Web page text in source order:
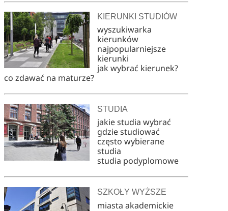
KIERUNKI STUDIÓW
wyszukiwarka
kierunków
najpopularniejsze
kierunki
jak wybrać kierunek?
co zdawać na maturze?
STUDIA
jakie studia wybrać
gdzie studiować
często wybierane
studia
studia podyplomowe
SZKOŁY WYŻSZE
miasta akademickie